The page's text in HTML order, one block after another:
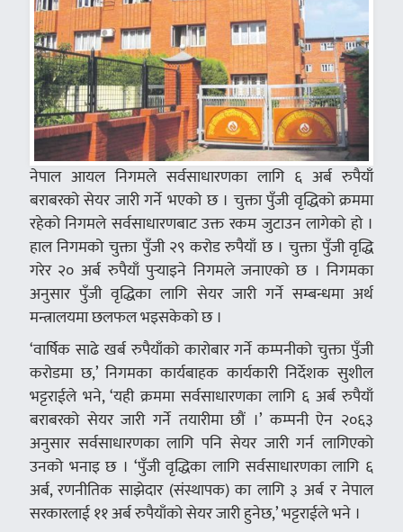
नेपाल आयल निगमले सर्वसाधारणका लागि ६ अर्ब रुपैयाँ
बराबरको सेयर जारी गर्ने भएको छ । चुक्ता पुँजी वृद्धिको क्रममा
रहेको निगमले सर्वसाधारणबाट उक्त रकम जुटाउन लागेको हो ।
हाल निगमको चुक्ता पुँजी २९ करोड रुपैयाँ छ । चुक्ता पुँजी वृद्धि
गरेर २० अर्ब रुपैयाँ पुर्‍याइने निगमले जनाएको छ । निगमका
अनुसार पुँजी वृद्धिका लागि सेयर जारी गर्ने सम्बन्धमा अर्थ
मन्त्रालयमा छलफल भइसकेको छ ।
‘वार्षिक साढे खर्ब रुपैयाँको कारोबार गर्ने कम्पनीको चुक्ता पुँजी
करोडमा छ,’ निगमका कार्यबाहक कार्यकारी निर्देशक सुशील
भट्टराईले भने, ‘यही क्रममा सर्वसाधारणका लागि ६ अर्ब रुपैयाँ
बराबरको सेयर जारी गर्ने तयारीमा छौं ।’ कम्पनी ऐन २०६३
अनुसार सर्वसाधारणका लागि पनि सेयर जारी गर्न लागिएको
उनको भनाइ छ । ‘पुँजी वृद्धिका लागि सर्वसाधारणका लागि ६
अर्ब, रणनीतिक साझेदार (संस्थापक) का लागि ३ अर्ब र नेपाल
सरकारलाई ११ अर्ब रुपैयाँको सेयर जारी हुनेछ,’ भट्टराईले भने ।